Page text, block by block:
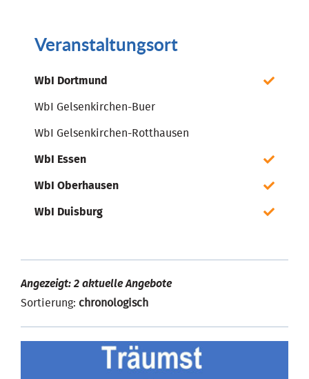
Veranstaltungsort
WbI Dortmund
WbI Gelsenkirchen-Buer
WbI Gelsenkirchen-Rotthausen
WbI Essen
WbI Oberhausen
WbI Duisburg
Angezeigt: 2 aktuelle Angebote
Sortierung: chronologisch